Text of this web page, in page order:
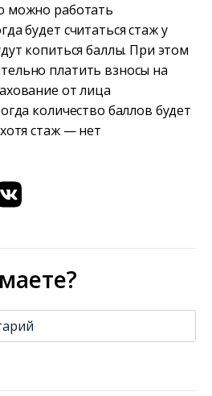
можно работать
будет считаться стаж у
копиться баллы. При этом
платить взносы на
от лица
количество баллов будет
стаж — нет